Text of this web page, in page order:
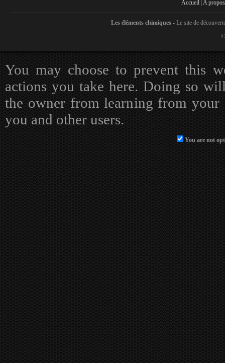
Accueil|A propos
Les éléments chimiques - Le site de
You may choose to prevent this
actions you take here. Doing so
the owner from learning from your
you and other users.
You are not